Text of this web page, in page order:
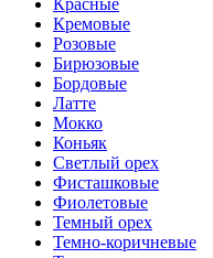
Красные
Кремовые
Розовые
Бирюзовые
Бордовые
Латте
Мокко
Коньяк
Светлый орех
Фисташковые
Фиолетовые
Темный орех
Темно-коричневые